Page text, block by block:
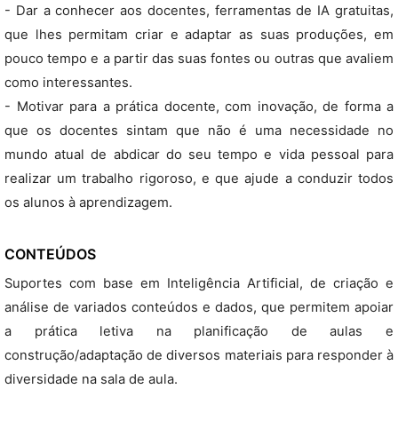
- Dar a conhecer aos docentes, ferramentas de IA gratuitas,
que lhes permitam criar e adaptar as suas produções, em
pouco tempo e a partir das suas fontes ou outras que avaliem
como interessantes.
- Motivar para a prática docente, com inovação, de forma a
que os docentes sintam que não é uma necessidade no
mundo atual de abdicar do seu tempo e vida pessoal para
realizar um trabalho rigoroso, e que ajude a conduzir todos
os alunos à aprendizagem.
CONTEÚDOS
Suportes com base em Inteligência Artificial, de criação e
análise de variados conteúdos e dados, que permitem apoiar
a prática letiva na planificação de aulas e
construção/adaptação de diversos materiais para responder à
diversidade na sala de aula.